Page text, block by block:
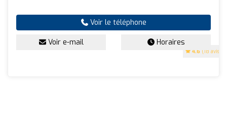
4.6 (18 avis)
Voir le téléphone
Voir e-mail Horaires